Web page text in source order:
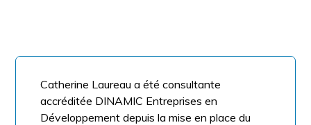
Catherine Laureau a été consultante
accréditée DINAMIC Entreprises en
Développement depuis la mise en place du